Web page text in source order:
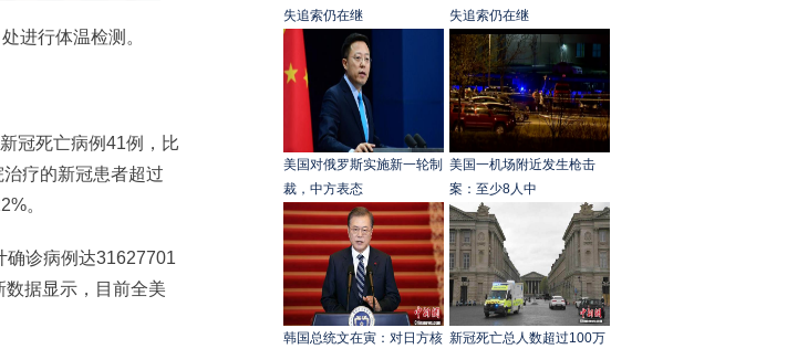
进行体温检测。
冠死亡病例41例，比
疗的新冠患者超过
。
诊病例达31627701
据显示，目前全美
失追索仍在继
失追索仍在继
美国对俄罗斯实施新一轮制
裁，中方表态
美国一机场附近发生枪击
案：至少8人中
韩国总统文在寅：对日方核 新冠死亡总人数超过100万